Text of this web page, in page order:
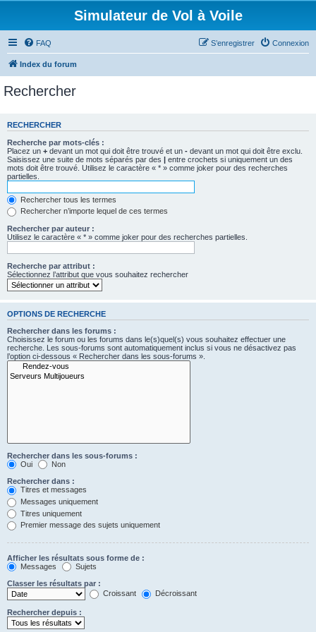
Simulateur de Vol à Voile
FAQ Connexion
S’enregistrer
Index du forum
Rechercher
RECHERCHER
Recherche par mots-clés :
Placez un + devant un mot qui doit être trouvé et un - devant un mot qui doit être exclu.
Saisissez une suite de mots séparés par des | entre crochets si uniquement un des
mots doit être trouvé. Utilisez le caractère « * » comme joker pour des recherches
partielles.
Rechercher tous les termes
Rechercher n’importe lequel de ces termes
Rechercher par auteur :
Utilisez le caractère « * » comme joker pour des recherches partielles.
Recherche par attribut :
Sélectionnez l’attribut que vous souhaitez rechercher
OPTIONS DE RECHERCHE
Rechercher dans les forums :
Choisissez le forum ou les forums dans le(s)quel(s) vous souhaitez effectuer une
recherche. Les sous-forums sont automatiquement inclus si vous ne désactivez pas
l’option ci-dessous « Rechercher dans les sous-forums ».
Rechercher dans les sous-forums :
Oui
Non
Rechercher dans :
Titres et messages
Messages uniquement
Titres uniquement
Premier message des sujets uniquement
Afficher les résultats sous forme de :
Messages
Sujets
Classer les résultats par :
Croissant
Décroissant
Rechercher depuis :